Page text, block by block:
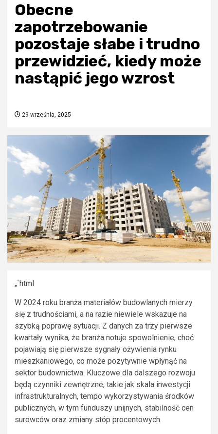
Obecne
zapotrzebowanie
pozostaje słabe i trudno
przewidzieć, kiedy może
nastąpić jego wzrost
29 września, 2025
„`html
W 2024 roku branża materiałów budowlanych mierzy
się z trudnościami, a na razie niewiele wskazuje na
szybką poprawę sytuacji. Z danych za trzy pierwsze
kwartały wynika, że branża notuje spowolnienie, choć
pojawiają się pierwsze sygnały ożywienia rynku
mieszkaniowego, co może pozytywnie wpłynąć na
sektor budownictwa. Kluczowe dla dalszego rozwoju
będą czynniki zewnętrzne, takie jak skala inwestycji
infrastrukturalnych, tempo wykorzystywania środków
publicznych, w tym funduszy unijnych, stabilność cen
surowców oraz zmiany stóp procentowych.